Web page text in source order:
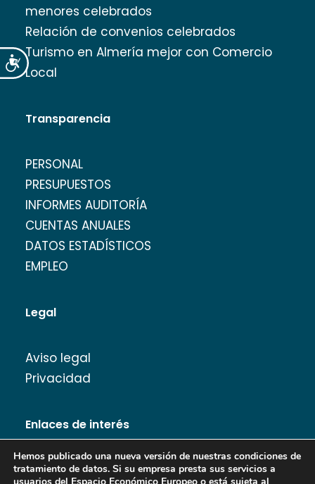
Accesibilidad
menores celebrados
Relación de convenios celebrados
Turismo en Almería mejor con Comercio
Local
Transparencia
PERSONAL
PRESUPUESTOS
INFORMES AUDITORÍA
CUENTAS ANUALES
DATOS ESTADÍSTICOS
EMPLEO
Legal
Aviso legal
Privacidad
Enlaces de interés
Hemos publicado una nueva versión de nuestras condiciones de
tratamiento de datos. Si su empresa presta sus servicios a